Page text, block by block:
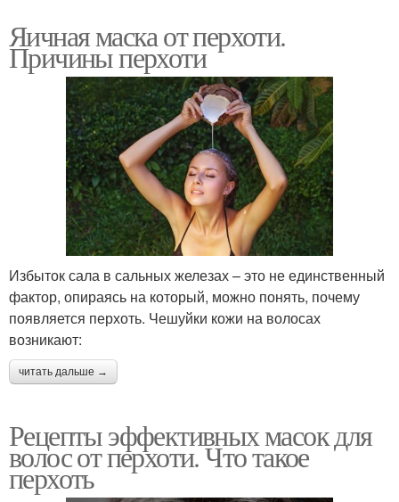
Яичная маска от перхоти.
Причины перхоти
Избыток сала в сальных железах – это не единственный
фактор, опираясь на который, можно понять, почему
появляется перхоть. Чешуйки кожи на волосах
возникают:
читать дальше →
Рецепты эффективных масок для
волос от перхоти. Что такое
перхоть